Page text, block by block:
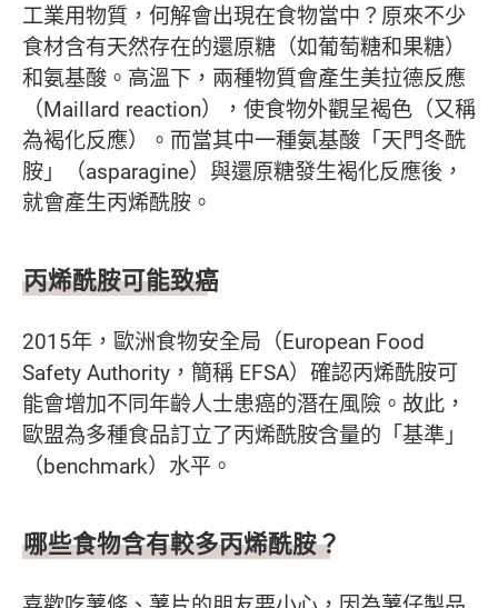
工業用物質，何解會出現在食物當中？原來不少
食材含有天然存在的還原糖（如葡萄糖和果糖）
和氨基酸。高溫下，兩種物質會產生美拉德反應
（Maillard reaction），使食物外觀呈褐色（又稱
為褐化反應）。而當其中一種氨基酸「天門冬酰
胺」（asparagine）與還原糖發生褐化反應後，
就會產生丙烯酰胺。
丙烯酰胺可能致癌
2015年，歐洲食物安全局（European Food
Safety Authority，簡稱 EFSA）確認丙烯酰胺可
能會增加不同年齡人士患癌的潛在風險。故此，
歐盟為多種食品訂立了丙烯酰胺含量的「基準」
（benchmark）水平。
哪些食物含有較多丙烯酰胺？